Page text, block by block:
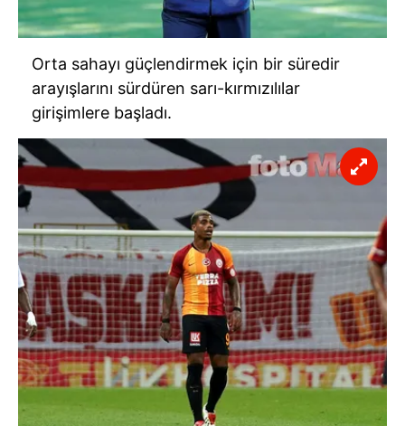
Orta sahayı güçlendirmek için bir süredir
arayışlarını sürdüren sarı-kırmızılılar
girişimlere başladı.